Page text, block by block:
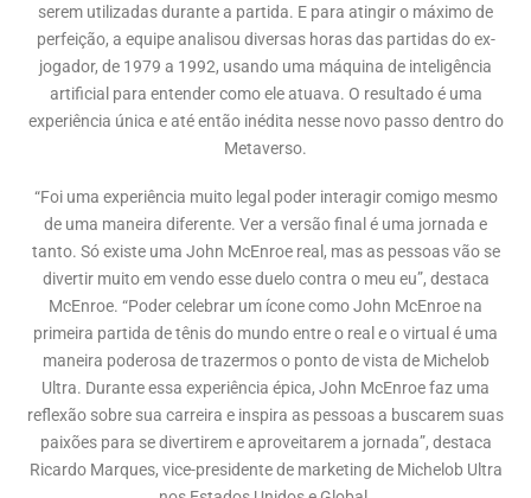
serem utilizadas durante a partida. E para atingir o máximo de
perfeição, a equipe analisou diversas horas das partidas do ex-
jogador, de 1979 a 1992, usando uma máquina de inteligência
artificial para entender como ele atuava. O resultado é uma
experiência única e até então inédita nesse novo passo dentro do
Metaverso.
“Foi uma experiência muito legal poder interagir comigo mesmo
de uma maneira diferente. Ver a versão final é uma jornada e
tanto. Só existe uma John McEnroe real, mas as pessoas vão se
divertir muito em vendo esse duelo contra o meu eu”, destaca
McEnroe. “Poder celebrar um ícone como John McEnroe na
primeira partida de tênis do mundo entre o real e o virtual é uma
maneira poderosa de trazermos o ponto de vista de Michelob
Ultra. Durante essa experiência épica, John McEnroe faz uma
reflexão sobre sua carreira e inspira as pessoas a buscarem suas
paixões para se divertirem e aproveitarem a jornada”, destaca
Ricardo Marques, vice-presidente de marketing de Michelob Ultra